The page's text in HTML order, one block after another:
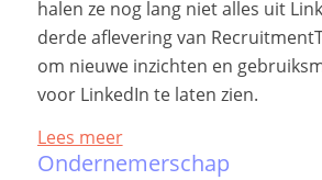
halen ze nog lang niet alles uit
derde aflevering van
om nieuwe inzichten en
voor LinkedIn te laten zien.
Lees meer
Ondernemerschap